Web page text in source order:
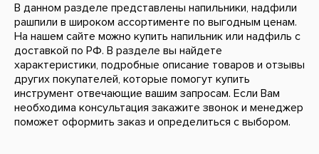
В данном разделе представлены напильники, надфили
рашпили в широком ассортименте по выгодным ценам.
На нашем сайте можно купить напильник или надфиль с
доставкой по РФ. В разделе вы найдете
характеристики, подробные описание товаров и отзывы
других покупателей, которые помогут купить
инструмент отвечающие вашим запросам. Если Вам
необходима консультация закажите звонок и менеджер
поможет оформить заказ и определиться с выбором.